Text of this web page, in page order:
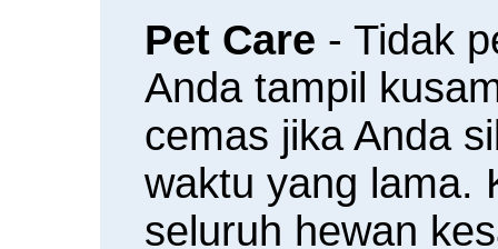
Pet Care - Tidak
Anda tampil
cemas jika Anda
waktu yang lama.
seluruh hewan